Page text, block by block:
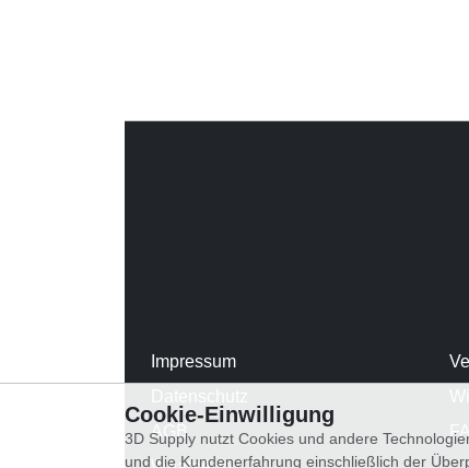
Impressum
AGB
Cookie-Einwilligung
3D Supply nutzt Cookies und andere
und die Kundenerfahrung einschließlich der